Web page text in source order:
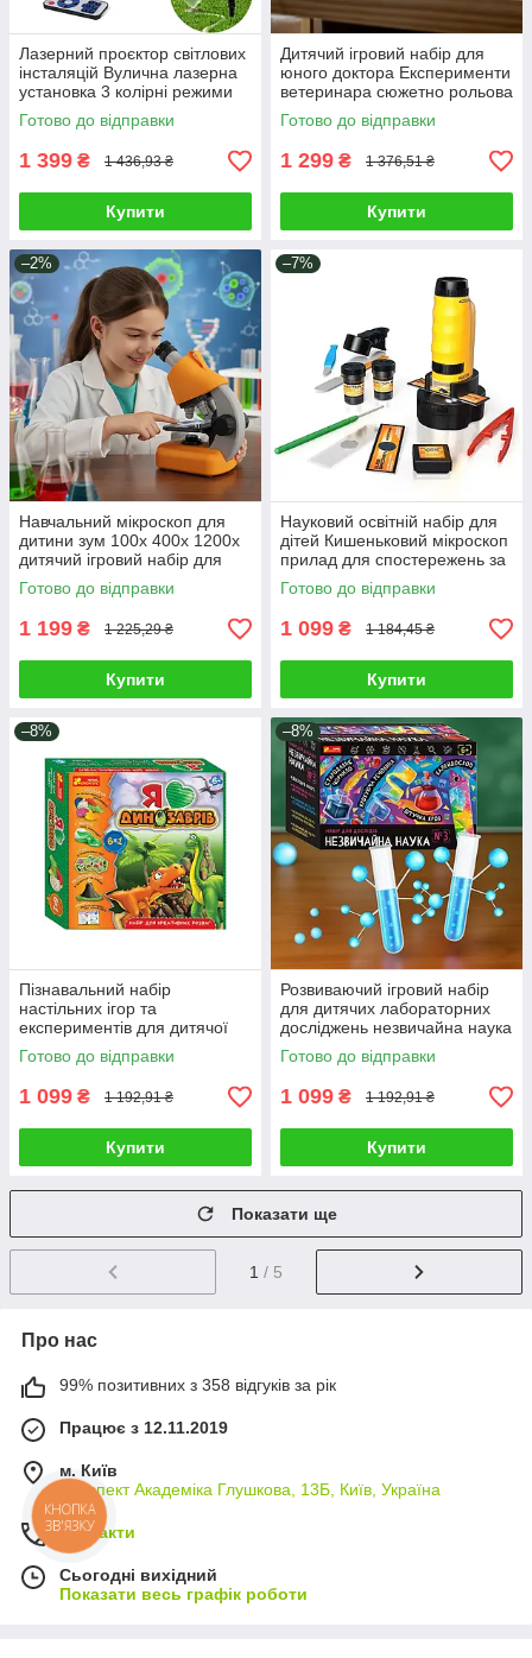
Лазерний проєктор світлових
інсталяцій Вулична лазерна
установка 3 колірні режими
кольорові цятки таймер пульт
Готово до відправки
1 399 ₴ 1 436,93 ₴
Купити
Дитячий ігровий набір для
юного доктора Експерименти
ветеринара сюжетно рольова
гра медичні інструменти
Готово до відправки
1 299 ₴ 1 376,51 ₴
Купити
–2%
Навчальний мікроскоп для
дитини зум 100х 400х 1200х
дитячий ігровий набір для
наукових досліджень
аксесуари
Готово до відправки
1 199 ₴ 1 225,29 ₴
Купити
–7%
Науковий освітній набір для
дітей Кишеньковий мікроскоп
прилад для спостережень за
мікросвітом Збільшення 120х
світло інструменти
Готово до відправки
1 099 ₴ 1 184,45 ₴
Купити
–8%
Пізнавальний набір
настільних ігор та
експериментів для дитячої
творчості Динозаври
палеонтологія 6 дослідів
Готово до відправки
1 099 ₴ 1 192,91 ₴
Купити
–8%
Розвиваючий ігровий набір
для дитячих лабораторних
досліджень незвичайна наука
4 експерименти юного хіміка
Готово до відправки
1 099 ₴ 1 192,91 ₴
Купити
Показати ще
1 / 5
Про нас
99% позитивних з 358 відгуків за рік
Працює з 12.11.2019
м. Київ
проспект Академіка Глушкова, 13Б, Київ, Україна
Контакти
Сьогодні вихідний
Показати весь графік роботи
КНОПКА
ЗВ'ЯЗКУ